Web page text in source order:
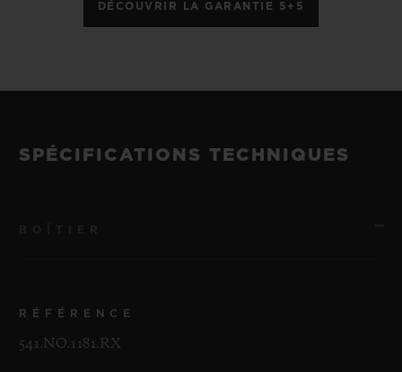
DÉCOUVRIR LA GARANTIE 5+5
SPÉCIFICATIONS TECHNIQUES
RÉFÉRENCE
541.NO.1181.RX